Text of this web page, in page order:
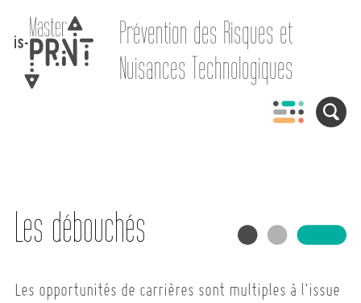
Prévention des Risques et
Nuisances Technologiques
Les débouchés
Les opportunités de carrières sont multiples à l’issue